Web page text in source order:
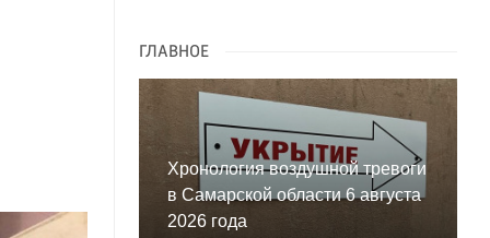
ГЛАВНОЕ
Хронология воздушной тревоги
в Самарской области 6 августа
2026 года